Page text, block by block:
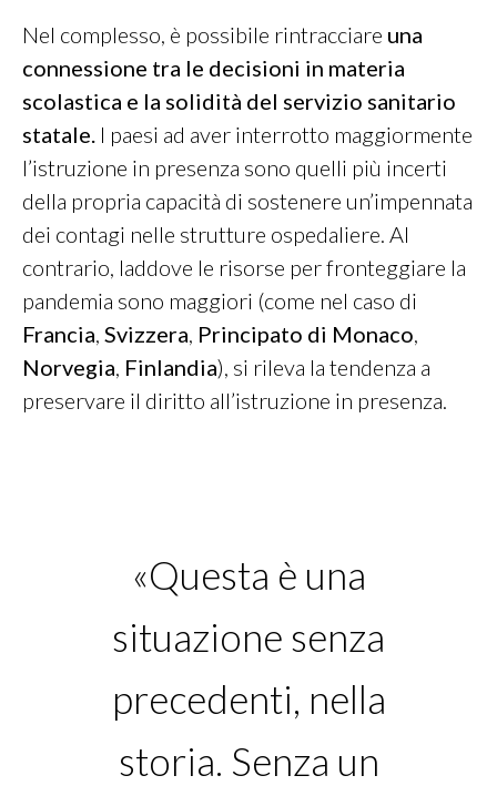
Nel complesso, è possibile rintracciare una
connessione tra le decisioni in materia
scolastica e la solidità del servizio sanitario
statale. I paesi ad aver interrotto maggiormente
l’istruzione in presenza sono quelli più incerti
della propria capacità di sostenere un’impennata
dei contagi nelle strutture ospedaliere. Al
contrario, laddove le risorse per fronteggiare la
pandemia sono maggiori (come nel caso di
Francia, Svizzera, Principato di Monaco,
Norvegia, Finlandia), si rileva la tendenza a
preservare il diritto all’istruzione in presenza.
«Questa è una
situazione senza
precedenti, nella
storia. Senza un